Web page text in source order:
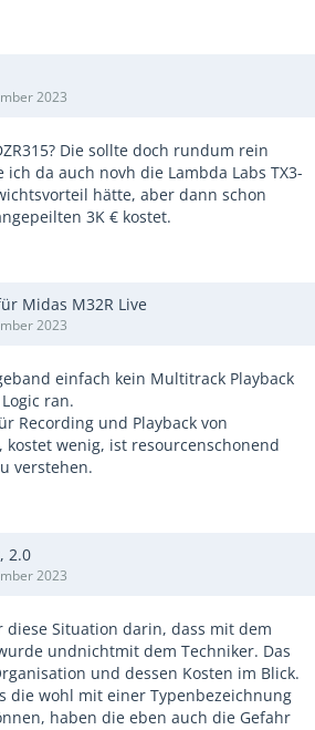
2023
Die sollte doch rundum rein
da auch novh die Lambda Labs TX3-
hätte, aber dann schon
3K € kostet.
Midas M32R Live
2023
einfach kein Multitrack Playback
ran.
Recording und Playback von
wenig, ist resourcenschonend
verstehen.
2.0
2023
diese Situation darin, dass mit dem
undnichtmit dem Techniker. Das
und dessen Kosten im Blick.
die wohl mit einer Typenbezeichnung
haben die eben auch die Gefahr